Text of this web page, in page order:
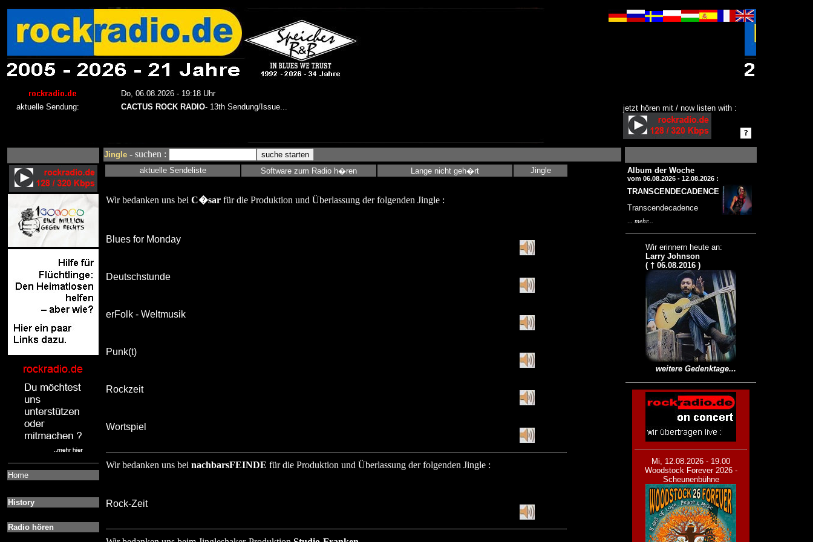
jetzt hören mit / now listen with :
Home
History
Radio hören
Jingle - suchen :
aktuelle Sendeliste Software zum Radio h�ren Lange nicht geh�rt Jingle
Wir bedanken uns bei C�sar für die Produktion und Überlassung der folgenden Jingle :
Blues for Monday
Deutschstunde
erFolk - Weltmusik
Punk(t)
Rockzeit
Wortspiel
Wir bedanken uns bei nachbarsFEINDE für die Produktion und Überlassung der folgenden Jingle :
Rock-Zeit
Album der Woche
vom 06.08.2026 - 12.08.2026 :
TRANSCENDECADENCE
Transcendecadence
mehr...
Wir erinnern heute an:
Larry Johnson
( † 06.08.2016 )
weitere Gedenktage...
Mi, 12.08.2026 - 19.00
Woodstock Forever 2026 -
Scheunenbühne